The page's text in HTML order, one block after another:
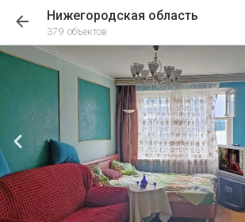
Нижегородская область
379 объектов